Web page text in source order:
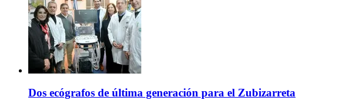
Dos ecógrafos de última generación para el Zubizarreta